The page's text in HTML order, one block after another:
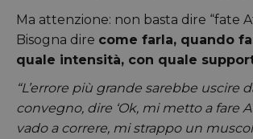
Ma attenzione: non basta dire “fate
Bisogna dire come farla, quando
quale intensità, con quale
“L’errore più grande sarebbe uscire
convegno, dire ‘Ok, mi metto a fare
vado a correre, mi strappo un